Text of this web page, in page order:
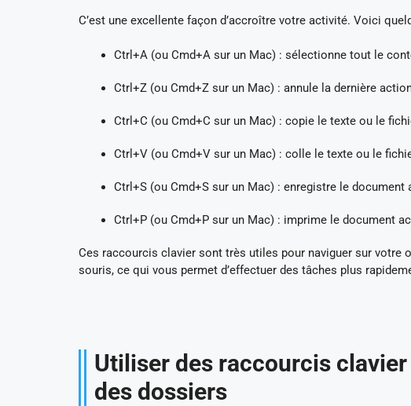
C’est une excellente façon d’accroître votre activité. Voici
Ctrl+A (ou Cmd+A sur un Mac) : sélectionne tout le
Ctrl+Z (ou Cmd+Z sur un Mac) : annule la dernière
Ctrl+C (ou Cmd+C sur un Mac) : copie le texte ou le
Ctrl+V (ou Cmd+V sur un Mac) : colle le texte ou le
Ctrl+S (ou Cmd+S sur un Mac) : enregistre le document
Ctrl+P (ou Cmd+P sur un Mac) : imprime le document
Ces raccourcis clavier sont très utiles pour naviguer sur votre
souris, ce qui vous permet d’effectuer des tâches plus
Utiliser des raccourcis
des dossiers